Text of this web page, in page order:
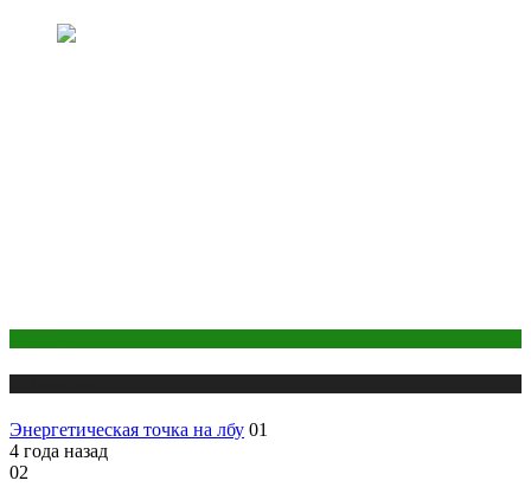
Энергетическая точка на лбу 01
4 года назад
02